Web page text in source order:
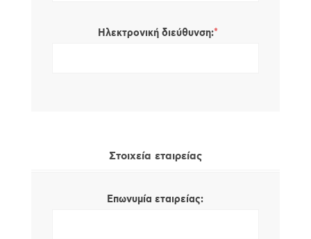
Ηλεκτρονική διεύθυνση:*
Στοιχεία εταιρείας
Επωνυμία εταιρείας: